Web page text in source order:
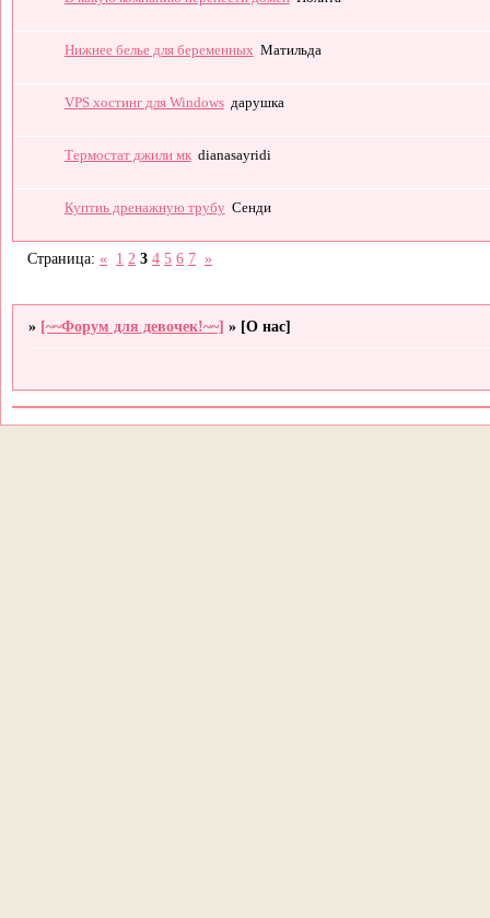
Нижнее белье для беременных Матильда
VPS хостинг для Windows дарушка
Термостат джили мк dianasayridi
Куптиь дренажную трубу Сенди
Страница: « 1 2 3 4 5 6 7 »
» [~~Форум для девочек!~~] » [О нас]